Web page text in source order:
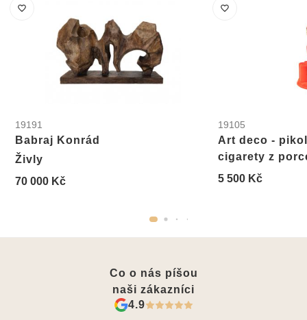
19191
Babraj Konrád
Živly
70 000 Kč
19105
Art deco -
cigarety z
5 500 Kč
Co o nás píšou
naši zákazníci
4.9